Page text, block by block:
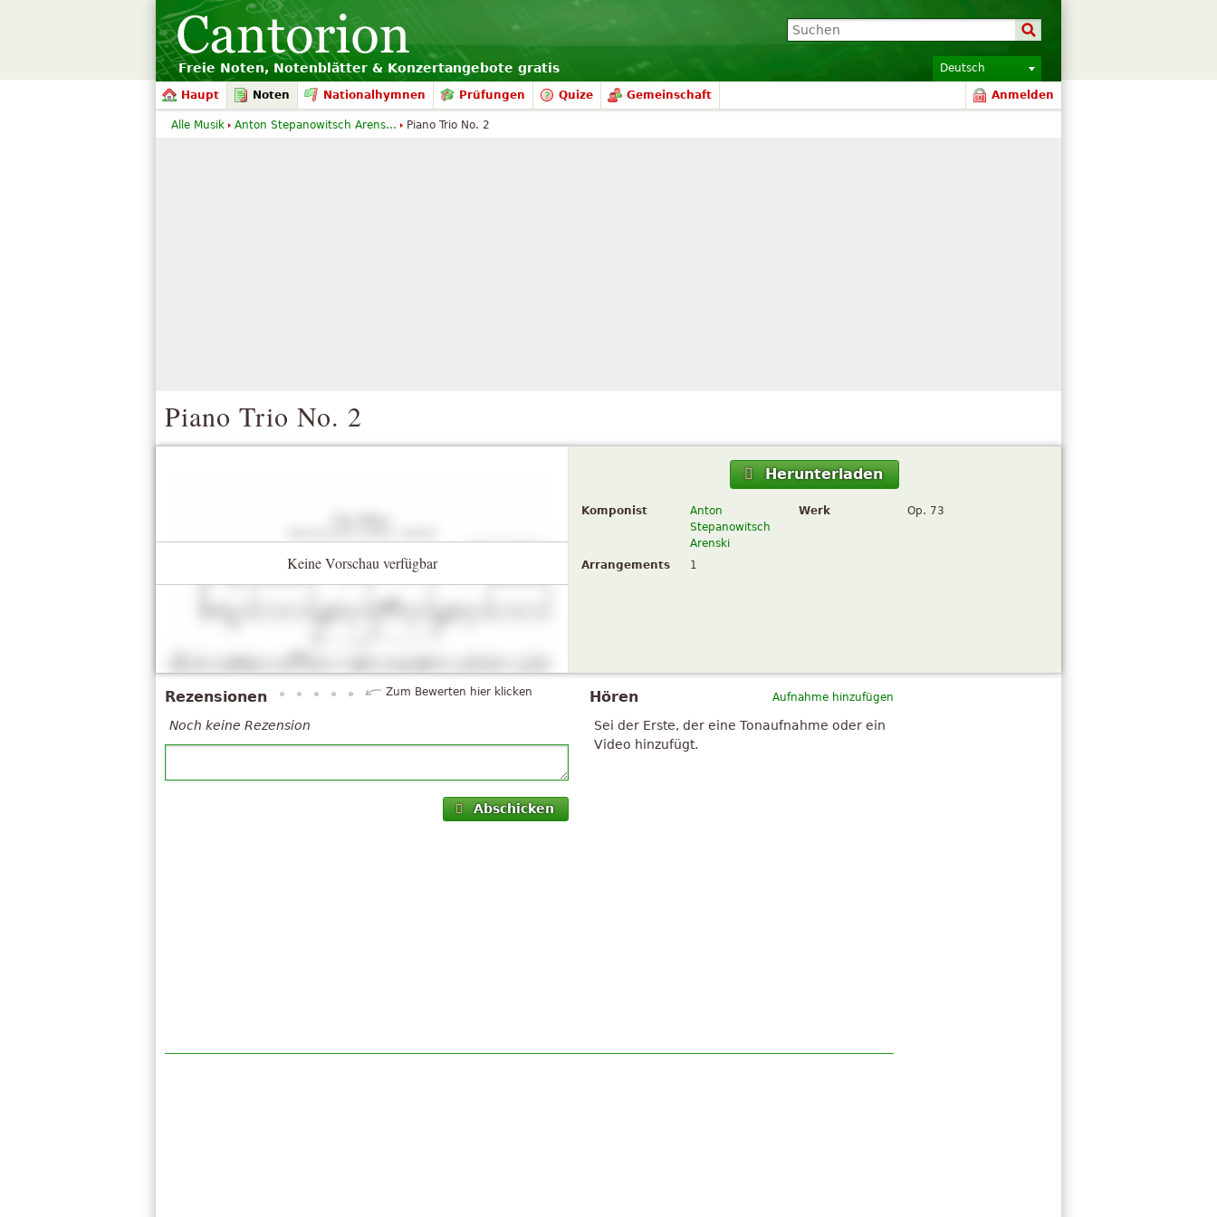
Freie Noten, Notenblätter & Konzertangebote gratis Deutsch
Haupt Noten Nationalhymnen Prüfungen Quize Gemeinschaft Anmelden
Piano Trio No. 2
Keine Vorschau verfügbar
Herunterladen
Komponist
Anton
Stepanowitsch
Arenski
Werk Op. 73
Arrangements 1
Aufnahme hinzufügen
Hören
Sei der Erste, der eine Tonaufnahme oder ein
Video hinzufügt.
Rezensionen Zum Bewerten hier klicken
Noch keine Rezension
Abschicken
Alle Musik Anton Stepanowitsch Arens... Piano Trio No. 2